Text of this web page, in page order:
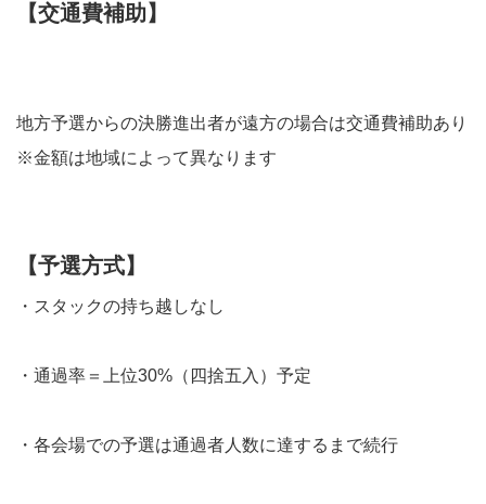
【交通費補助】
地方予選からの決勝進出者が遠方の場合は交通費補助あり
※金額は地域によって異なります
【予選方式】
・スタックの持ち越しなし
・通過率＝上位30%（四捨五入）予定
・各会場での予選は通過者人数に達するまで続行